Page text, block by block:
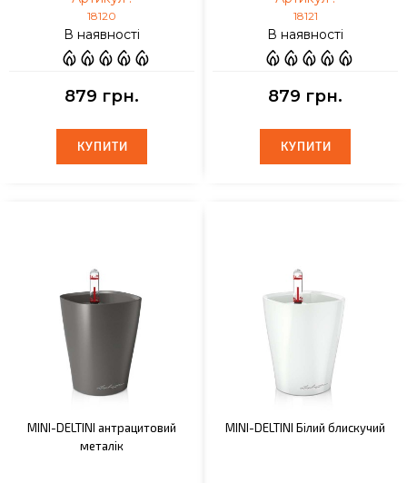
18120
В наявності
879 грн.
КУПИТИ
КУПИТИ
18121
В наявності
879 грн.
КУПИТИ
КУПИТИ
MINI-DELTINI антрацитовий
металік
MINI-DELTINI Білий блискучий